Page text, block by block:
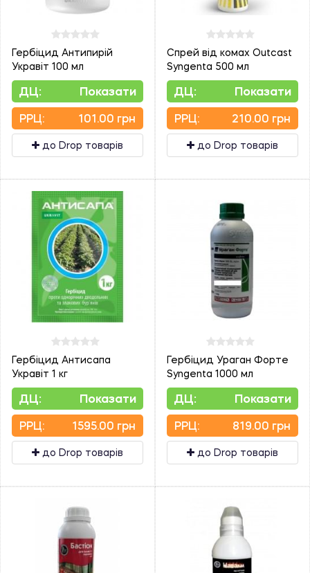
Гербіцид Антипирій
Укравіт 100 мл
ДЦ: Показати
PPЦ: 101.00 грн
до Drop товарів
Спрей від комах Outcast
Syngenta 500 мл
ДЦ: Показати
PPЦ: 210.00 грн
до Drop товарів
Гербіцид Антисапа
Укравіт 1 кг
ДЦ: Показати
PPЦ: 1595.00 грн
до Drop товарів
Гербіцид Ураган Форте
Syngenta 1000 мл
ДЦ: Показати
PPЦ: 819.00 грн
до Drop товарів